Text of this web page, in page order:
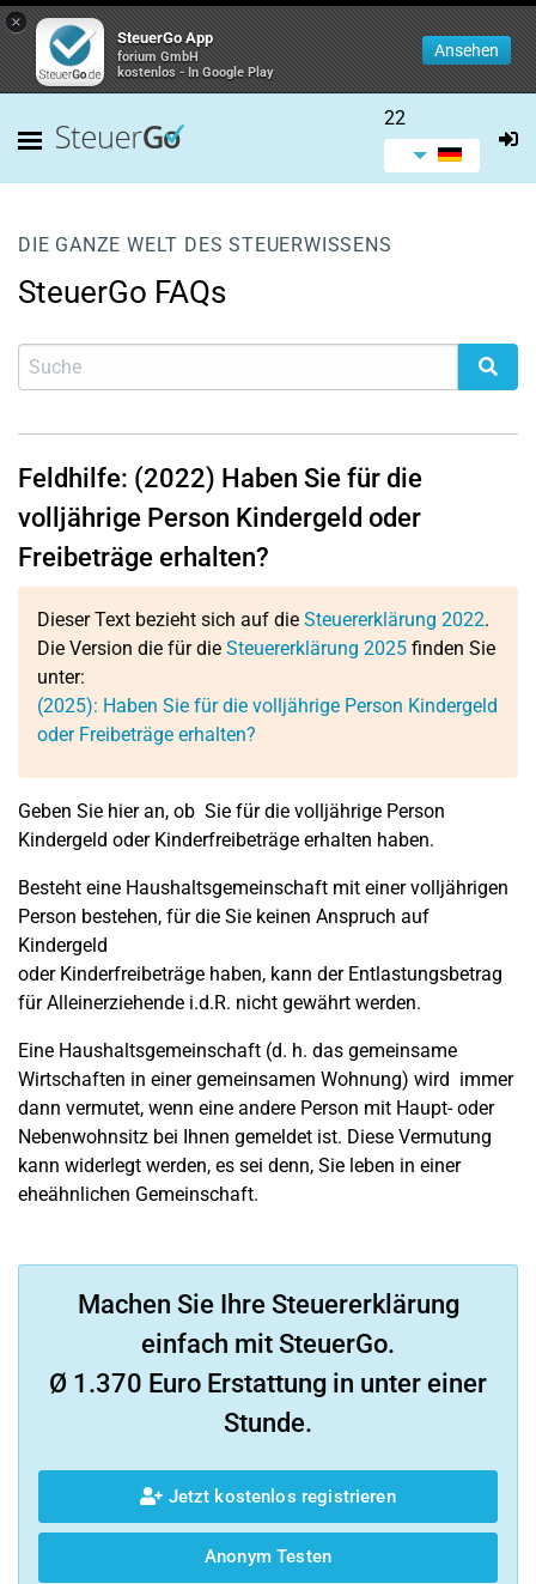
×
SteuerGo App
forium GmbH
kostenlos - In Google Play
Ansehen
22
DIE GANZE WELT DES STEUERWISSENS
SteuerGo FAQs
Feldhilfe: (2022) Haben Sie für die
volljährige Person Kindergeld oder
Freibeträge erhalten?
Dieser Text bezieht sich auf die Steuererklärung 2022.
Die Version die für die Steuererklärung 2025 finden Sie
unter:
(2025): Haben Sie für die volljährige Person Kindergeld
oder Freibeträge erhalten?
Geben Sie hier an, ob Sie für die volljährige Person
Kindergeld oder Kinderfreibeträge erhalten haben.
Besteht eine Haushaltsgemeinschaft mit einer volljährigen
Person bestehen, für die Sie keinen Anspruch auf
Kindergeld
oder Kinderfreibeträge haben, kann der Entlastungsbetrag
für Alleinerziehende i.d.R. nicht gewährt werden.
Eine Haushaltsgemeinschaft (d. h. das gemeinsame
Wirtschaften in einer gemeinsamen Wohnung) wird immer
dann vermutet, wenn eine andere Person mit Haupt- oder
Nebenwohnsitz bei Ihnen gemeldet ist. Diese Vermutung
kann widerlegt werden, es sei denn, Sie leben in einer
eheähnlichen Gemeinschaft.
Machen Sie Ihre Steuererklärung
einfach mit SteuerGo.
Ø 1.370 Euro Erstattung in unter einer
Stunde.
Jetzt kostenlos registrieren
Anonym Testen